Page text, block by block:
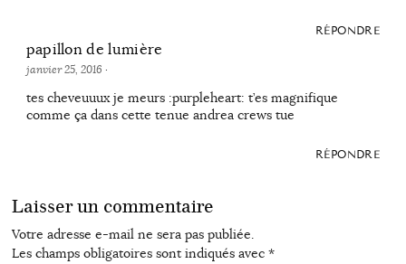
RÉPONDRE
papillon de lumière
janvier 25, 2016 ·
tes cheveuuux je meurs :purpleheart: t’es magnifique
comme ça dans cette tenue andrea crews tue
RÉPONDRE
Laisser un commentaire
Votre adresse e-mail ne sera pas publiée.
Les champs obligatoires sont indiqués avec *